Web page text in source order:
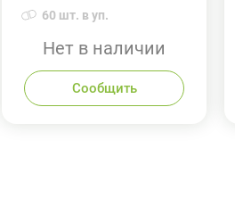
60 шт. в уп.
Нет в наличии
Сообщить